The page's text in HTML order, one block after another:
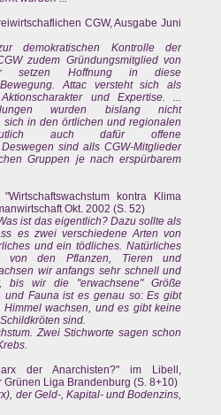
CGW, Ausgabe Juni
demokratischen Kontrolle der
zudem Gründungsmitglied von
setzen Hoffnung in diese
Attac versteht sich als
und Expertise. ...
wurden bislang nicht
in den örtlichen und regionalen
auch dafür offene
sind alls CGW-Mitglieder
Gruppen je nach erspürbarem
kontra Klima
Okt. 2002 (S. 52)
ist das eigentlich? Dazu sollte als
es zwei verschiedene Arten von
und ein tödliches. Natürliches
von den Pflanzen, Tieren und
wir anfangs sehr schnell und
bis wir die "erwachsene" Größe
und Fauna ist es genau so: Es gibt
wachsen, und es gibt keine
sind.
Zwei Stichworte sagen schon
der Anarchisten?" im Libell,
Grünen Liga Brandenburg (S. 8+10)
der Geld-, Kapital- und Bodenzins,